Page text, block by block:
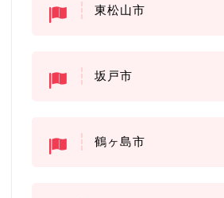
東松山市
坂戸市
鶴ヶ島市